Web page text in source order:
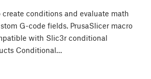
create conditions and evaluate math
G-code fields. PrusaSlicer macro
with Slic3r conditional
Conditional…